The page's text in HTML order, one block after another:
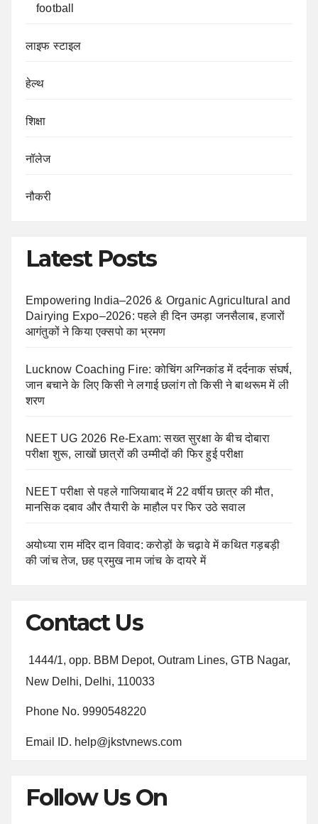
football
लाइफ स्टाइल
हेल्थ
शिक्षा
नॉलेज
नौकरी
Latest Posts
Empowering India–2026 & Organic Agricultural and
Dairying Expo–2026: पहले ही दिन उमड़ा जनसैलाब, हजारों
आगंतुकों ने किया एक्सपो का भ्रमण
Lucknow Coaching Fire: कोचिंग अग्निकांड में दर्दनाक संघर्ष,
जान बचाने के लिए किसी ने लगाई छलांग तो किसी ने बाथरूम में ली
शरण
NEET UG 2026 Re-Exam: सख्त सुरक्षा के बीच दोबारा
परीक्षा शुरू, लाखों छात्रों की उम्मीदों की फिर हुई परीक्षा
NEET परीक्षा से पहले गाजियाबाद में 22 वर्षीय छात्र की मौत,
मानसिक दबाव और तैयारी के माहौल पर फिर उठे सवाल
अयोध्या राम मंदिर दान विवाद: करोड़ों के चढ़ावे में कथित गड़बड़ी
की जांच तेज, छह प्रमुख नाम जांच के दायरे में
Contact Us
1444/1, opp. BBM Depot, Outram Lines, GTB Nagar,
New Delhi, Delhi, 110033
Phone No. 9990548220
Email ID. help@jkstvnews.com
Follow Us On